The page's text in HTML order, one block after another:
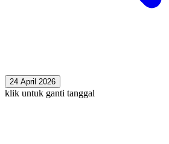
24 April 2026
klik untuk ganti tanggal